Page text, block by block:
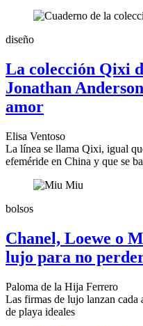
diseño
La colección Qixi
Jonathan
amor
Elisa Ventoso
La línea se llama Qixi, igual
efeméride en China y que se
bolsos
Chanel, Loewe o
lujo para no
Paloma de la Hija Ferrero
Las firmas de lujo lanzan cada
de playa ideales